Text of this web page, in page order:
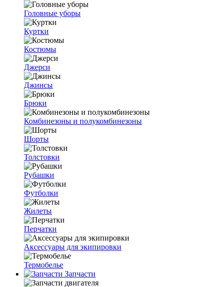
Головные уборы
Куртки
Костюмы
Джерси
Джинсы
Брюки
Комбинезоны и полукомбинезоны
Шорты
Толстовки
Рубашки
Футболки
Жилеты
Перчатки
Аксессуары для экипировки
Термобелье
Запчасти